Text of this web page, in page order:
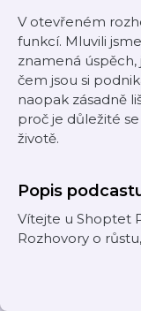
V otevřeném
funkcí. Mluvili
znamená úspěch,
čem jsou si
naopak zásadně
proč je důležité
životě.
Popis
Vítejte u Shoptet
Rozhovory o